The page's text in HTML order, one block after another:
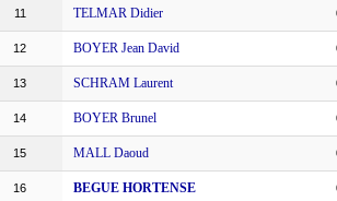
11 TELMAR Didier
12 BOYER Jean David
13 SCHRAM Laurent
14 BOYER Brunel
15 MALL Daoud
16 BEGUE HORTENSE